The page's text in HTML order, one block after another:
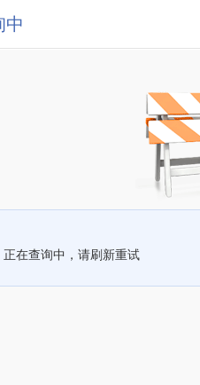
中
正在查询中，请刷新重试